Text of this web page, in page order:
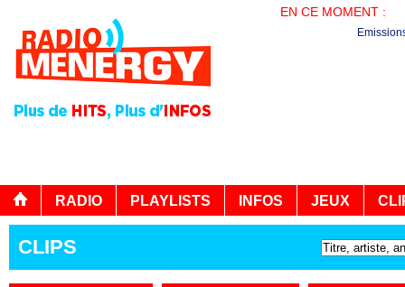
EN CE MOMENT :
RADIO PLAYLISTS INFOS JEUX
CLIPS